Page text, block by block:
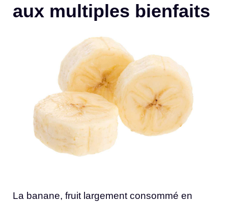
aux multiples bienfaits
La banane, fruit largement consommé en